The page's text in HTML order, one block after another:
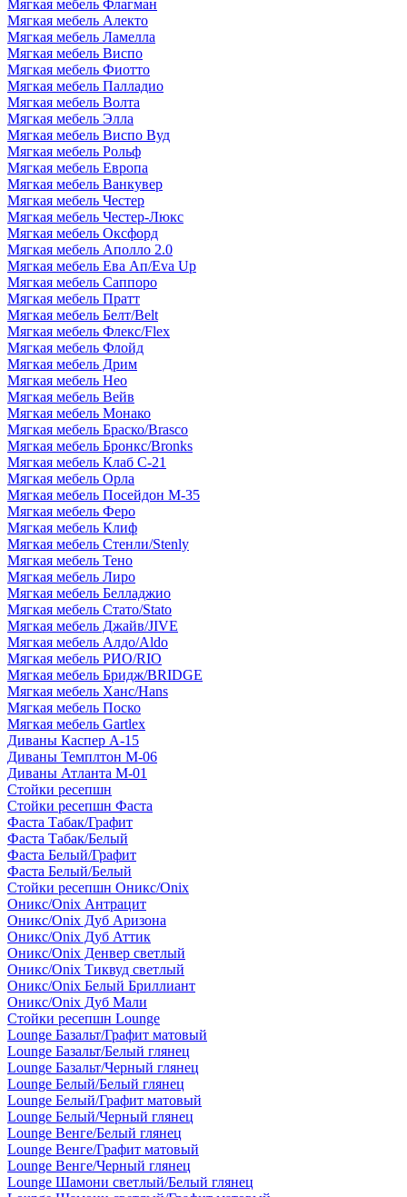
Мягкая мебель Флагман
Мягкая мебель Алекто
Мягкая мебель Ламелла
Мягкая мебель Виспо
Мягкая мебель Фиотто
Мягкая мебель Палладио
Мягкая мебель Волта
Мягкая мебель Элла
Мягкая мебель Виспо Вуд
Мягкая мебель Рольф
Мягкая мебель Европа
Мягкая мебель Ванкувер
Мягкая мебель Честер
Мягкая мебель Честер-Люкс
Мягкая мебель Оксфорд
Мягкая мебель Аполло 2.0
Мягкая мебель Ева Ап/Eva Up
Мягкая мебель Саппоро
Мягкая мебель Пратт
Мягкая мебель Белт/Belt
Мягкая мебель Флекс/Flex
Мягкая мебель Флойд
Мягкая мебель Дрим
Мягкая мебель Нео
Мягкая мебель Вейв
Мягкая мебель Монако
Мягкая мебель Браско/Brasco
Мягкая мебель Бронкс/Bronks
Мягкая мебель Клаб С-21
Мягкая мебель Орла
Мягкая мебель Посейдон М-35
Мягкая мебель Феро
Мягкая мебель Клиф
Мягкая мебель Стенли/Stenly
Мягкая мебель Тено
Мягкая мебель Лиро
Мягкая мебель Белладжио
Мягкая мебель Стато/Stato
Мягкая мебель Джайв/JIVE
Мягкая мебель Алдо/Aldo
Мягкая мебель РИО/RIO
Мягкая мебель Бридж/BRIDGE
Мягкая мебель Ханс/Hans
Мягкая мебель Поско
Мягкая мебель Gartlex
Диваны Каспер А-15
Диваны Темплтон М-06
Диваны Атланта М-01
Стойки ресепшн
Стойки ресепшн Фаста
Фаста Табак/Графит
Фаста Табак/Белый
Фаста Белый/Графит
Фаста Белый/Белый
Стойки ресепшн Оникс/Onix
Оникс/Onix Антрацит
Оникс/Onix Дуб Аризона
Оникс/Onix Дуб Аттик
Оникс/Onix Денвер светлый
Оникс/Onix Тиквуд светлый
Оникс/Onix Белый Бриллиант
Оникс/Onix Дуб Мали
Стойки ресепшн Lounge
Lounge Базальт/Графит матовый
Lounge Базальт/Белый глянец
Lounge Базальт/Черный глянец
Lounge Белый/Белый глянец
Lounge Белый/Графит матовый
Lounge Белый/Черный глянец
Lounge Венге/Белый глянец
Lounge Венге/Графит матовый
Lounge Венге/Черный глянец
Lounge Шамони светлый/Белый глянец